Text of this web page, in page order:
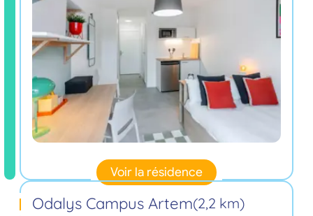
Voir la résidence
Odalys Campus Artem(2,2 km)